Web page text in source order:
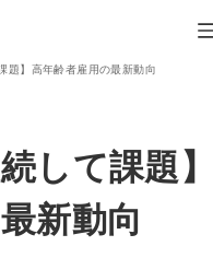
題】高年齢者雇用の最新動向
して課題
新動向